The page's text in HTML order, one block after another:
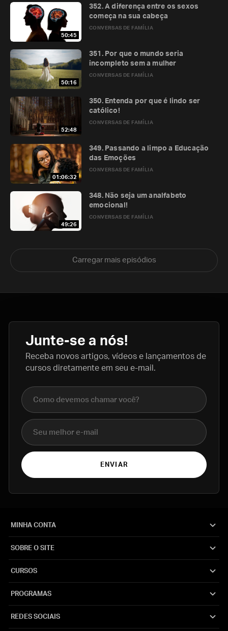
50:45
CONVERSAS DE FAMÍLIA
352. A diferença entre os sexos
começa na sua cabeça
50:16
CONVERSAS DE FAMÍLIA
351. Por que o mundo seria
incompleto sem a mulher
52:48
CONVERSAS DE FAMÍLIA
350. Entenda por que é lindo ser
católico!
01:06:32
CONVERSAS DE FAMÍLIA
349. Passando a limpo a Educação
das Emoções
49:26
CONVERSAS DE FAMÍLIA
348. Não seja um analfabeto
emocional!
Carregar mais episódios
Junte-se a nós!
Receba novos artigos, vídeos e lançamentos de
cursos diretamente em seu e-mail.
Nome completo
E-mail
ENVIAR
MINHA CONTA
SOBRE O SITE
CURSOS
PROGRAMAS
REDES SOCIAIS